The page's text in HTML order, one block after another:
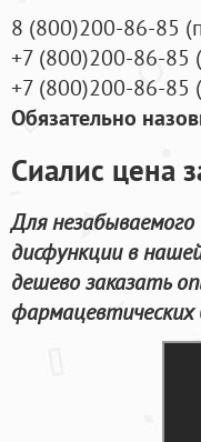
8 (800)200-86-85 (
+7 (800)200-86-85 (
+7 (800)200-86-85 (
Обязательно
Сиалис цена
Для незабываемого
дисфункции в
дешево заказать
фармацевтических